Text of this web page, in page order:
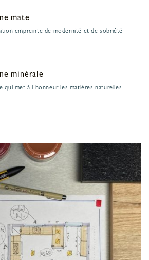
mate
empreinte de modernité et de sobriété
minérale
qui met à l’honneur les matières naturelles